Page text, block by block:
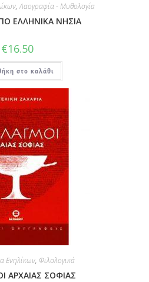
,Λαογραφία - Μυθολογία
ΕΛΛΗΝΙΚΑ ΝΗΣΙΑ
€16.50
στο καλάθι
Ενηλίκων, Φιλολογικά
ΑΡΧΑΙΑΣ ΣΟΦΙΑΣ